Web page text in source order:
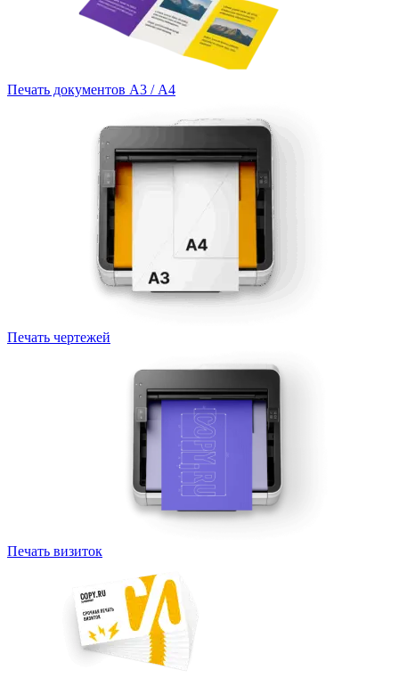
Печать документов А3 / А4
Печать чертежей
Печать визиток